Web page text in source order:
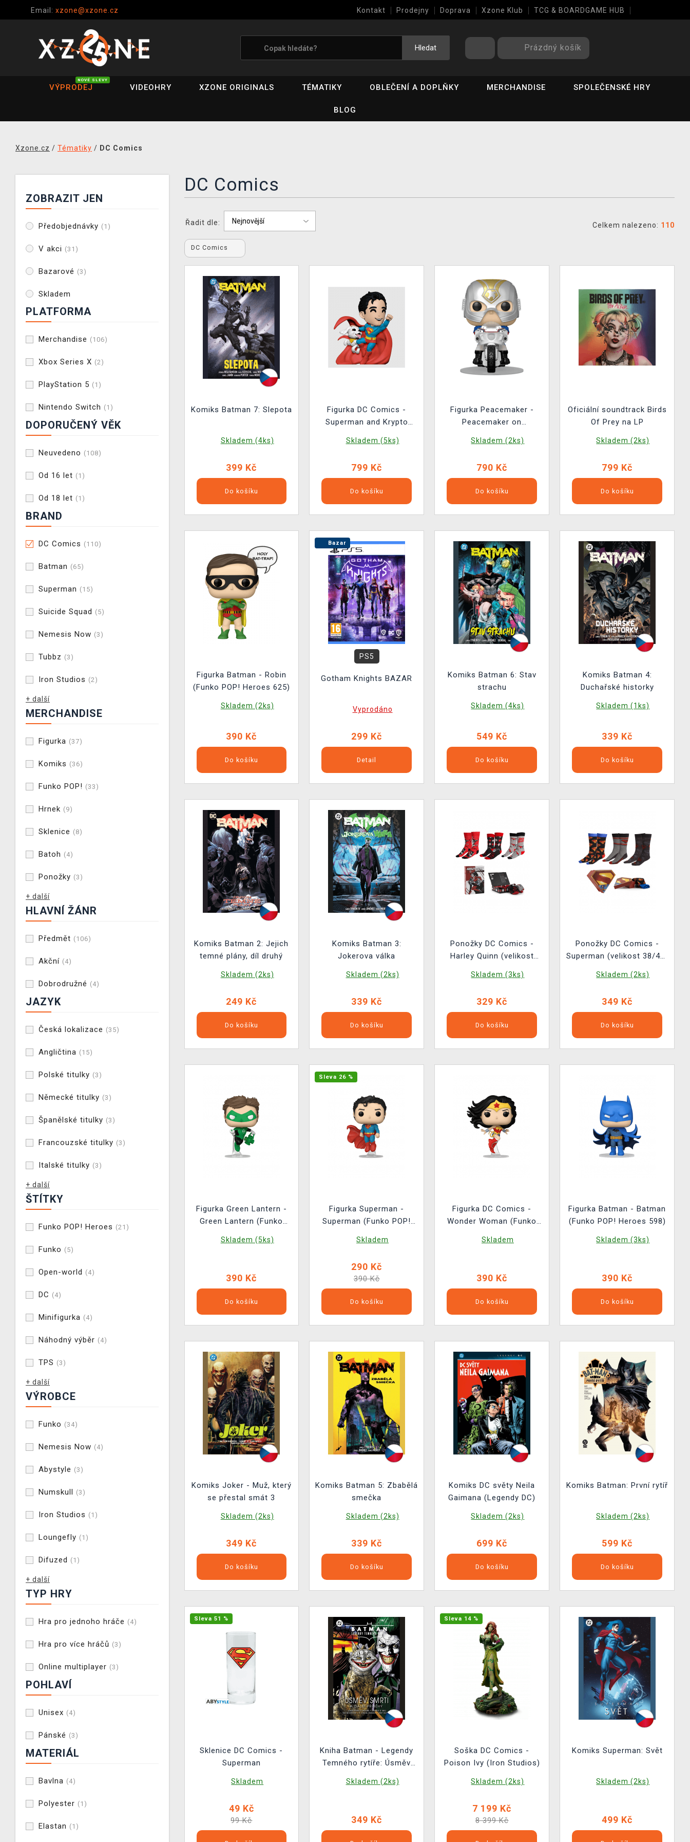
Email: xzone@xzone.cz Kontakt Prodejny Doprava Xzone Klub TCG & BOARDGAME HUB
Hledat Prázdný košík
VÝPRODEJ
NOVÉ SLEVY
VIDEOHRY XZONE ORIGINALS TÉMATIKY OBLEČENÍ A DOPLŇKY MERCHANDISE SPOLEČENSKÉ HRY
BLOG
Xzone.cz / Tématiky / DC Comics
ZOBRAZIT JEN
Předobjednávky (1)
V akci (31)
Bazarové (3)
Skladem
PLATFORMA
Merchandise (106)
Xbox Series X (2)
PlayStation 5 (1)
Nintendo Switch (1)
DOPORUČENÝ VĚK
Neuvedeno (108)
Od 16 let (1)
Od 18 let (1)
BRAND
DC Comics (110)
Batman (65)
Superman (15)
Suicide Squad (5)
Nemesis Now (3)
Tubbz (3)
Iron Studios (2)
+ další
MERCHANDISE
Figurka (37)
Komiks (36)
Funko POP! (33)
Hrnek (9)
Sklenice (8)
Batoh (4)
Ponožky (3)
+ další
HLAVNÍ ŽÁNR
Předmět (106)
Akční (4)
Dobrodružné (4)
JAZYK
Česká lokalizace (35)
Angličtina (15)
Polské titulky (3)
Německé titulky (3)
Španělské titulky (3)
Francouzské titulky (3)
Italské titulky (3)
+ další
ŠTÍTKY
Funko POP! Heroes (21)
Funko (5)
Open-world (4)
DC (4)
Minifigurka (4)
Náhodný výběr (4)
TPS (3)
+ další
VÝROBCE
Funko (34)
Nemesis Now (4)
Abystyle (3)
Numskull (3)
Iron Studios (1)
Loungefly (1)
Difuzed (1)
+ další
TYP HRY
Hra pro jednoho hráče (4)
Hra pro více hráčů (3)
Online multiplayer (3)
POHLAVÍ
Unisex (4)
Pánské (3)
MATERIÁL
Bavlna (4)
Polyester (1)
Elastan (1)
DC Comics
Řadit dle: Celkem nalezeno: 110
DC Comics
Komiks Batman 7: Slepota
Skladem (4ks)
399 Kč
Do košíku
Figurka DC Comics -
Superman and Krypto
Skladem (5ks)
799 Kč
Do košíku
Figurka Peacemaker -
Peacemaker on
Rides 146)
Skladem (2ks)
790 Kč
Do košíku
Oficiální soundtrack Birds
Of Prey na LP
Skladem (2ks)
799 Kč
Do košíku
Figurka Batman - Robin
(Funko POP! Heroes 625)
Skladem (2ks)
390 Kč
Do košíku
Bazar
PS5
Gotham Knights BAZAR
Vyprodáno
299 Kč
Detail
Komiks Batman 6: Stav
strachu
Skladem (4ks)
549 Kč
Do košíku
Komiks Batman 4:
Duchařské historky
Skladem (1ks)
339 Kč
Do košíku
Komiks Batman 2: Jejich
temné plány, díl druhý
Skladem (2ks)
249 Kč
Do košíku
Komiks Batman 3:
Jokerova válka
Skladem (2ks)
339 Kč
Do košíku
Ponožky DC Comics -
Harley Quinn (velikost
Skladem (3ks)
329 Kč
Do košíku
Ponožky DC Comics -
Superman (velikost 38/45)
Skladem (2ks)
349 Kč
Do košíku
Figurka Green Lantern -
Green Lantern (Funko
Skladem (5ks)
390 Kč
Do košíku
Sleva 26 %
Figurka Superman -
Superman (Funko POP!
Skladem
290 Kč
390 Kč
Do košíku
Figurka DC Comics -
Wonder Woman (Funko
Skladem
390 Kč
Do košíku
Figurka Batman - Batman
(Funko POP! Heroes 598)
Skladem (3ks)
390 Kč
Do košíku
Komiks Joker - Muž, který
se přestal smát 3
Skladem (2ks)
349 Kč
Do košíku
Komiks Batman 5: Zbabělá
smečka
Skladem (2ks)
339 Kč
Do košíku
Komiks DC světy Neila
Gaimana (Legendy DC)
Skladem (2ks)
699 Kč
Do košíku
Komiks Batman: První rytíř
Skladem (2ks)
599 Kč
Do košíku
Sleva 51 %
Sklenice DC Comics -
Superman
Skladem
49 Kč
99 Kč
Kniha Batman - Legendy
Temného rytíře: Úsměv
Skladem (2ks)
349 Kč
Sleva 14 %
Soška DC Comics -
Poison Ivy (Iron Studios)
Skladem (2ks)
7 199 Kč
8 399 Kč
Komiks Superman: Svět
Skladem (2ks)
499 Kč